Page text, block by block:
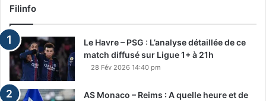
Filinfo
Le Havre – PSG : L’analyse détaillée de ce
match diffusé sur Ligue 1+ à 21h
28 Fév 2026 14:40 pm
AS Monaco – Reims : A quelle heure et de